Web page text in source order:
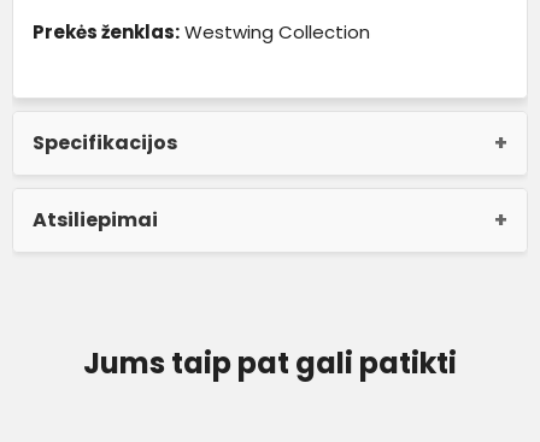
Prekės ženklas:Westwing Collection
Specifikacijos
Atsiliepimai
Jums taip pat gali patikti